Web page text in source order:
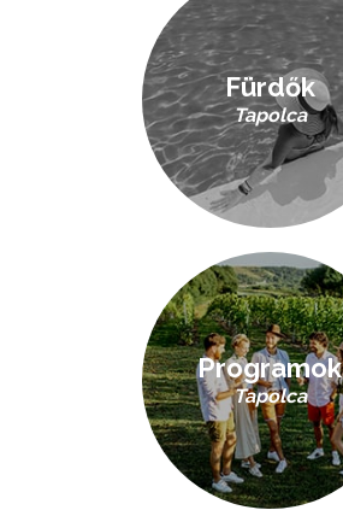
Fürdők
Tapolca
Programok
Tapolca